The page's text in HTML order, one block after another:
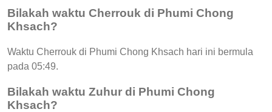
Bilakah waktu Cherrouk di Phumi Chong
Khsach?
Waktu Cherrouk di Phumi Chong Khsach hari ini bermula
pada 05:49.
Bilakah waktu Zuhur di Phumi Chong
Khsach?